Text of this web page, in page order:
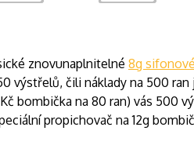
znovunaplnitelné 8g
výstřelů, čili náklady na 500 ran
bombička na 80 ran) vás 500
propichovač na 12g